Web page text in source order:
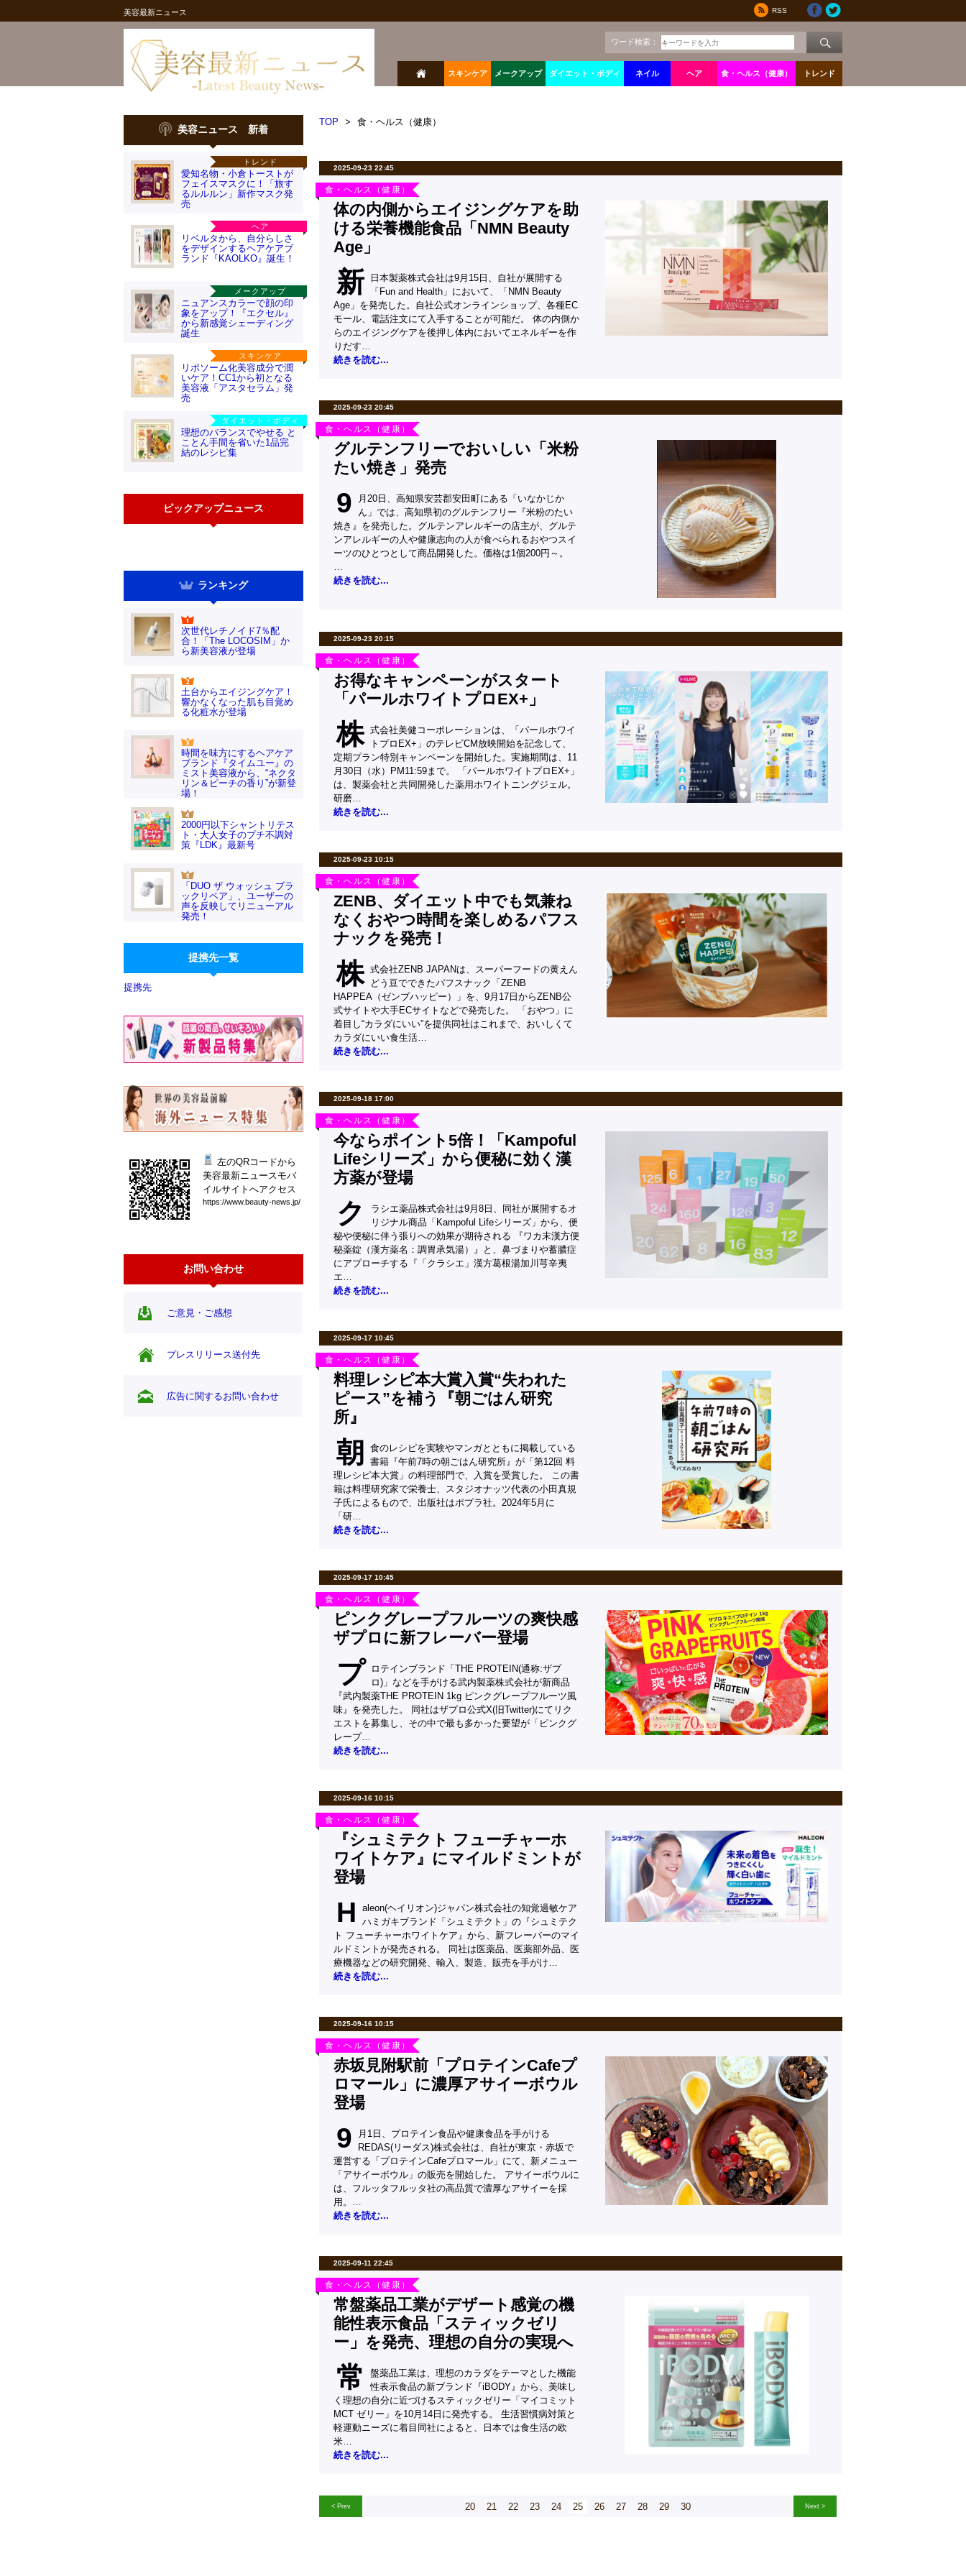
美容最新ニュース RSS
ワード検索：
スキンケア メークアップ ダイエット・ボディ ネイル ヘア 食・ヘルス（健康） トレンド
美容ニュース 新着
トレンド
愛知名物・小倉トーストが
フェイスマスクに！「旅す
るルルルン」新作マスク発
売
ヘア
リベルタから、自分らしさ
をデザインするヘアケアブ
ランド『KAOLKO』誕生！
メークアップ
ニュアンスカラーで顔の印
象をアップ！『エクセル』
から新感覚シェーディング
誕生
スキンケア
リポソーム化美容成分で潤
いケア！CC1から初となる
美容液「アスタセラム」発
売
ダイエット・ボディ
理想のバランスでやせる と
ことん手間を省いた1品完
結のレシピ集
ピックアップニュース
ランキング
次世代レチノイド7％配
合！「The LOCOSIM」か
ら新美容液が登場
土台からエイジングケア！
響かなくなった肌も目覚め
る化粧水が登場
時間を味方にするヘアケア
ブランド『タイムユー』の
ミスト美容液から、“ネクタ
リン＆ピーチの香り”が新登
場！
2000円以下シャントリテス
ト・大人女子のプチ不調対
策『LDK』最新号
「DUO ザ ウォッシュ ブラ
ックリペア」、ユーザーの
声を反映してリニューアル
発売！
提携先一覧
提携先
左のQRコードから
美容最新ニュースモバ
イルサイトへアクセス
https://www.beauty-news. jp/
お問い合わせ
ご意見・ご感想
プレスリリース送付先
広告に関するお問い合わせ
TOP > 食・ヘルス（健康）
2025-09-23 22:45
食・ヘルス（健康）
体の内側からエイジングケアを助
ける栄養機能食品「NMN Beauty
Age」
新
日本製薬株式会社は9月15日、自社が展開する
「Fun and Health」において、「NMN Beauty
Age」を発売した。自社公式オンラインショップ、各種EC
モール、電話注文にて入手することが可能だ。 体の内側か
らのエイジングケアを後押し体内においてエネルギーを作
りだす…
続きを読む...
2025-09-23 20:45
食・ヘルス（健康）
グルテンフリーでおいしい「米粉
たい焼き」発売
9
月20日、高知県安芸郡安田町にある「いなかじか
ん」では、高知県初のグルテンフリー『米粉のたい
焼き』を発売した。グルテンアレルギーの店主が、グルテ
ンアレルギーの人や健康志向の人が食べられるおやつスイ
ーツのひとつとして商品開発した。価格は1個200円～。
…
続きを読む...
2025-09-23 20:15
食・ヘルス（健康）
お得なキャンペーンがスタート
「パールホワイトプロEX+」
株 式会社美健コーポレーションは、「パールホワイ
トプロEX+」のテレビCM放映開始を記念して、
定期プラン特別キャンペーンを開始した。実施期間は、11
月30日（水）PM11:59まで。 「パールホワイトプロEX+」
は、製薬会社と共同開発した薬用ホワイトニングジェル。
研磨…
続きを読む...
2025-09-23 10:15
食・ヘルス（健康）
ZENB、ダイエット中でも気兼ね
なくおやつ時間を楽しめるパフス
ナックを発売！
株 式会社ZENB JAPANは、スーパーフードの黄えん
どう豆でできたパフスナック「ZENB
HAPPEA（ゼンブハッピー）」を、9月17日からZENB公
式サイトや大手ECサイトなどで発売した。 「おやつ」に
着目し“カラダにいい”を提供同社はこれまで、おいしくて
カラダにいい食生活…
続きを読む...
2025-09-18 17:00
食・ヘルス（健康）
今ならポイント5倍！「Kampoful
Lifeシリーズ」から便秘に効く漢
方薬が登場
ク
ラシエ薬品株式会社は9月8日、同社が展開するオ
リジナル商品「Kampoful Lifeシリーズ」から、便
秘や便秘に伴う張りへの効果が期待される 『ワカ末漢方便
秘薬錠（漢方薬名：調胃承気湯）』と、鼻づまりや蓄膿症
にアプローチする『「クラシエ」漢方葛根湯加川芎辛夷
エ…
続きを読む...
2025-09-17 10:45
食・ヘルス（健康）
料理レシピ本大賞入賞“失われた
ピース”を補う『朝ごはん研究
所』
朝
食のレシピを実験やマンガとともに掲載している
書籍『午前7時の朝ごはん研究所』が「第12回 料
理レシピ本大賞」の料理部門で、入賞を受賞した。 この書
籍は料理研究家で栄養士、スタジオナッツ代表の小田真規
子氏によるもので、出版社はポプラ社。2024年5月に
「研…
続きを読む...
2025-09-17 10:45
食・ヘルス（健康）
ピンクグレープフルーツの爽快感
ザプロに新フレーバー登場
プ
ロテインブランド「THE PROTEIN(通称:ザプ
ロ)」などを手がける武内製薬株式会社が新商品
『武内製薬THE PROTEIN 1kg ピンクグレープフルーツ風
味』を発売した。 同社はザプロ公式X(旧Twitter)にてリク
エストを募集し、その中で最も多かった要望が「ピンクグ
レープ…
続きを読む...
2025-09-16 10:15
食・ヘルス（健康）
『シュミテクト フューチャーホ
ワイトケア』にマイルドミントが
登場
H
aleon(ヘイリオン)ジャパン株式会社の知覚過敏ケア
ハミガキブランド「シュミテクト」の『シュミテク
ト フューチャーホワイトケア』から、新フレーバーのマイ
ルドミントが発売される。 同社は医薬品、医薬部外品、医
療機器などの研究開発、輸入、製造、販売を手がけ…
続きを読む...
2025-09-16 10:15
食・ヘルス（健康）
赤坂見附駅前「プロテインCafeプ
ロマール」に濃厚アサイーボウル
登場
9
月1日、プロテイン食品や健康食品を手がける
REDAS(リーダス)株式会社は、自社が東京・赤坂で
運営する「プロテインCafeプロマール」にて、新メニュー
「アサイーボウル」の販売を開始した。 アサイーボウルに
は、フルッタフルッタ社の高品質で濃厚なアサイーを採
用。…
続きを読む...
2025-09-11 22:45
食・ヘルス（健康）
常盤薬品工業がデザート感覚の機
能性表示食品「スティックゼリ
ー」を発売、理想の自分の実現へ
常
盤薬品工業は、理想のカラダをテーマとした機能
性表示食品の新ブランド『iBODY』から、美味し
く理想の自分に近づけるスティックゼリー「マイコミット
MCT ゼリー」を10月14日に発売する。 生活習慣病対策と
軽運動ニーズに着目同社によると、日本では食生活の欧
米…
続きを読む...
< Prev 20 21 22 23 24 25 26 27 28 29 30 Next >